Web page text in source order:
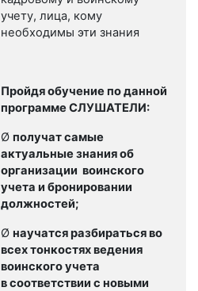
учету, лица, кому
необходимы эти знания
Пройдя обучение по данной
программе СЛУШАТЕЛИ:
Ø получат самые
актуальные знания об
организации воинского
учета и бронировании
должностей;
Ø научатся разбираться во
всех тонкостях ведения
воинского учета
в соответствии с новыми